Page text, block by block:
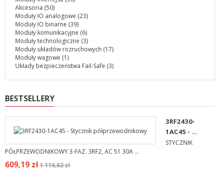
Akcesoria (50)
Moduły IO analogowe (23)
Moduły IO binarne (39)
Moduły komunikacyjne (6)
Moduły technologiczne (3)
Moduły układów rozruchowych (17)
Moduły wagowe (1)
Układy bezpieczeństwa Fail-Safe (3)
BESTSELLERY
3RF2430-
1AC45 - ...
STYCZNIK
PÓŁPRZEWODNIKOWY 3-FAZ. 3RF2, AC 51 30A ...
609,19 zł1 116,62 zł